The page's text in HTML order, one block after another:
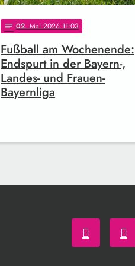
notes 02. Mai 2026 11:03
Fußball am Wochenende:
Endspurt in der Bayern-,
Landes- und Frauen-
Bayernliga